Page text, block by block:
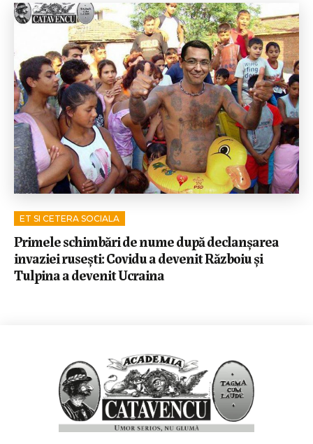
ET SI CETERA SOCIALA
Primele schimbări de nume după declanșarea
invaziei rusești: Covidu a devenit Războiu și
Tulpina a devenit Ucraina